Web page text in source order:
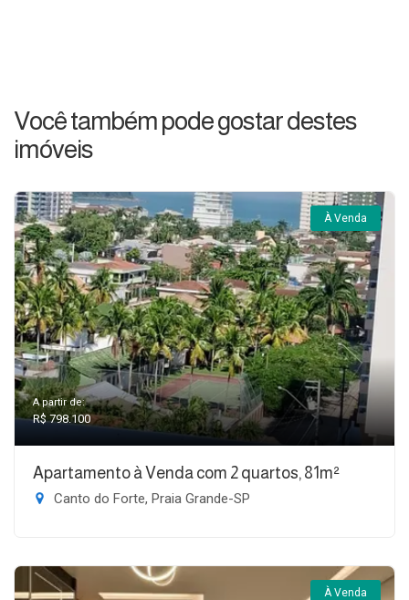
Você também pode gostar destes
imóveis
À Venda
A partir de:
R$ 798.100
Apartamento à Venda com 2 quartos, 81m²
Canto do Forte, Praia Grande-SP
À Venda